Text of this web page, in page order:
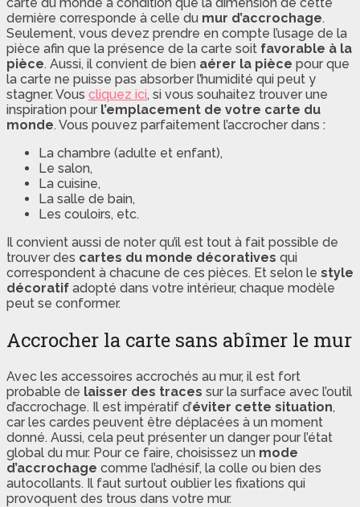
dernière corresponde à celle du mur d’accrochage.
Seulement, vous devez prendre en compte l’usage de la
pièce afin que la présence de la carte soit favorable à la
pièce. Aussi, il convient de bien aérer la pièce pour que
la carte ne puisse pas absorber l’humidité qui peut y
stagner. Vous cliquez ici, si vous souhaitez trouver une
inspiration pour l’emplacement de votre carte du
monde. Vous pouvez parfaitement l’accrocher dans :
La chambre (adulte et enfant),
Le salon,
La cuisine,
La salle de bain,
Les couloirs, etc.
Il convient aussi de noter qu’il est tout à fait possible de
trouver des cartes du monde décoratives qui
correspondent à chacune de ces pièces. Et selon le style
décoratif adopté dans votre intérieur, chaque modèle
peut se conformer.
Accrocher la carte sans abîmer le mur
Avec les accessoires accrochés au mur, il est fort
probable de laisser des traces sur la surface avec l’outil
d’accrochage. Il est impératif d’éviter cette situation,
car les cardes peuvent être déplacées à un moment
donné. Aussi, cela peut présenter un danger pour l’état
global du mur. Pour ce faire, choisissez un mode
d’accrochage comme l’adhésif, la colle ou bien des
autocollants. Il faut surtout oublier les fixations qui
provoquent des trous dans votre mur.